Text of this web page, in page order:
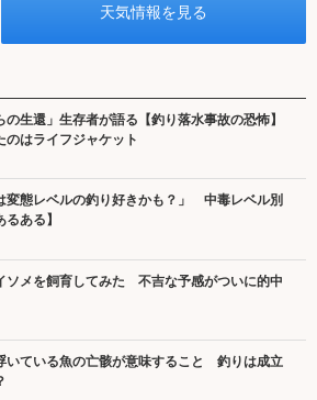
の生還」生存者が語る【釣り落水事故の恐怖】
のはライフジャケット
変態レベルの釣り好きかも？」 中毒レベル別
るある】
ソメを飼育してみた 不吉な予感がついに的中
いている魚の亡骸が意味すること 釣りは成立